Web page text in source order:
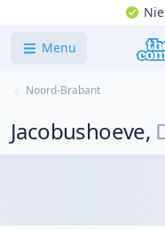
Menu
Noord-Brabant
Jacobushoeve,